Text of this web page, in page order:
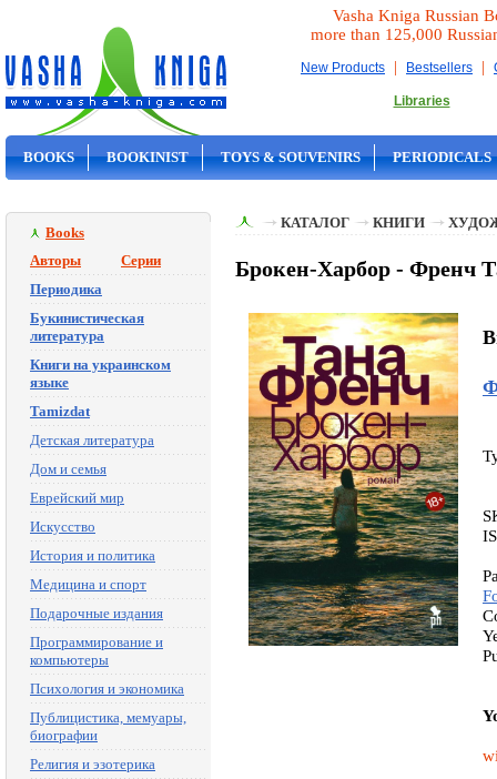
Vasha Kniga Russian
more than 125,000
New Products | Bestsellers |
Libraries
BOOKS BOOKINIST TOYS & SOUVENIRS PERIODICALS
Books
Авторы
Серии
Периодика
Букинистическая
литература
Книги на украинском
языке
Tamizdat
Детская литература
Дом и семья
Еврейский мир
Искусство
История и политика
Медицина и спорт
Подарочные издания
Программирование и
компьютеры
Психология и экономика
Публицистика, мемуары,
биографии
Религия и эзотерика
КАТАЛОГ КНИГИ
Брокен-Харбор - Френч